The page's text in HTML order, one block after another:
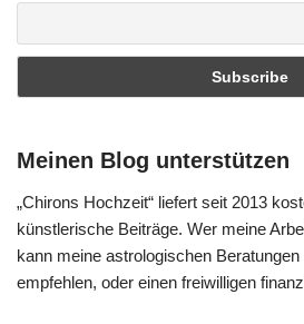
Meinen Blog unterstützen
„Chirons Hochzeit“ liefert seit 2013
künstlerische Beiträge. Wer meine
kann meine astrologischen
empfehlen, oder einen freiwilligen